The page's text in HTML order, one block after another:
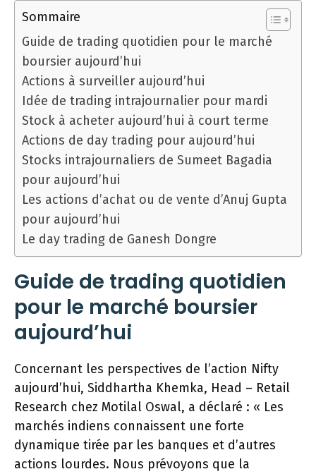
Sommaire
Guide de trading quotidien pour le marché
boursier aujourd’hui
Actions à surveiller aujourd’hui
Idée de trading intrajournalier pour mardi
Stock à acheter aujourd’hui à court terme
Actions de day trading pour aujourd’hui
Stocks intrajournaliers de Sumeet Bagadia
pour aujourd’hui
Les actions d’achat ou de vente d’Anuj Gupta
pour aujourd’hui
Le day trading de Ganesh Dongre
Guide de trading quotidien
pour le marché boursier
aujourd’hui
Concernant les perspectives de l’action Nifty
aujourd’hui, Siddhartha Khemka, Head – Retail
Research chez Motilal Oswal, a déclaré : « Les
marchés indiens connaissent une forte
dynamique tirée par les banques et d’autres
actions lourdes. Nous prévoyons que la